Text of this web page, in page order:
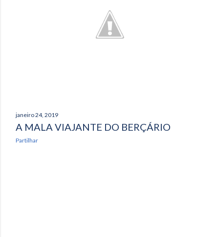
janeiro 24, 2019
A MALA VIAJANTE DO BERÇÁRIO
Partilhar